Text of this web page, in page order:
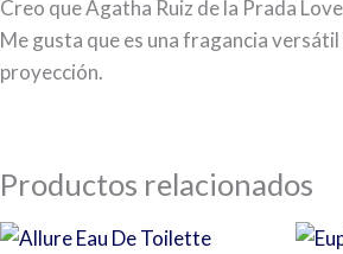
Creo que Agatha Ruiz de la Prada
Me gusta que es una fragancia
proyección.
Productos relacionados